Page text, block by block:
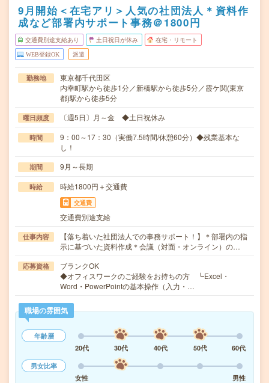
9月開始＜在宅アリ＞人気の社団法人＊資料作
成など部署内サポート事務＠1800円
交通費別途支給あり 土日祝日が休み 在宅・リモート
WEB登録OK 派遣
勤務地
東京都千代田区
内幸町駅から徒歩1分／新橋駅から徒歩5分／霞ケ関(東京
都)駅から徒歩5分
曜日頻度 〔週5日〕月～金 ◆土日祝休み
時間
9：00～17：30（実働7.5時間/休憩60分）◆残業基本な
し！
期間 9月～長期
時給 時給1800円＋交通費
交通費
交通費別途支給
仕事内容
【落ち着いた社団法人での事務サポート！】＊部署内の指
示に基づいた資料作成＊会議（対面・オンライン）の…
応募資格
ブランクOK
◆オフィスワークのご経験をお持ちの方 ┗Excel・
Word・PowerPointの基本操作（入力・…
職場の雰囲気
年齢層
20代
30代 40代 50代
60代
男女比率
女性
男性